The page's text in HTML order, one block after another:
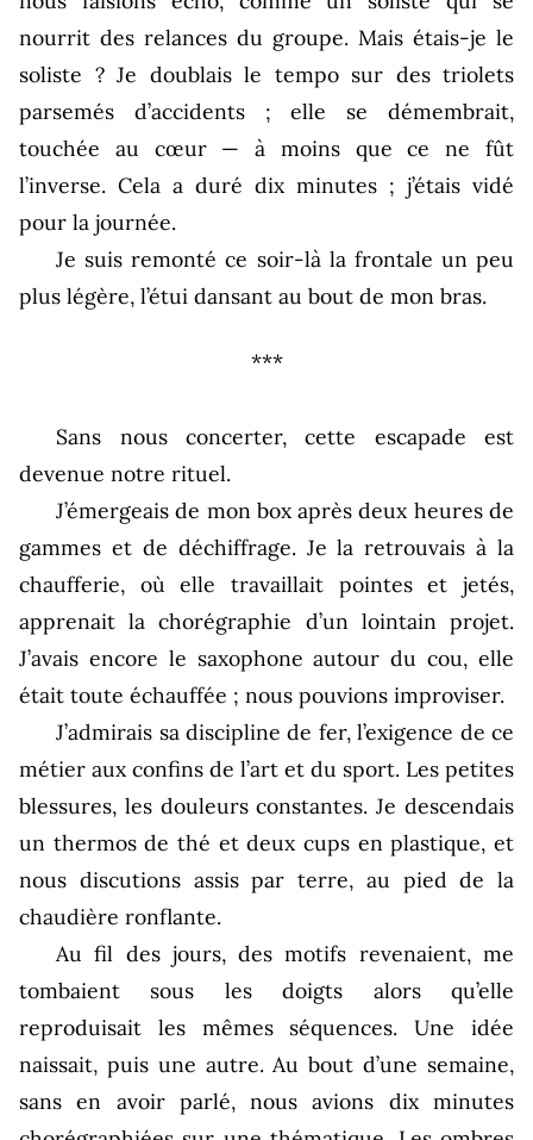
nourrit des relances du groupe. Mais étais-je le
soliste ? Je doublais le tempo sur des triolets
parsemés d’accidents ; elle se démembrait,
touchée au cœur — à moins que ce ne fût
l’inverse. Cela a duré dix minutes ; j’étais vidé
pour la journée.
Je suis remonté ce soir-là la frontale un peu
plus légère, l’étui dansant au bout de mon bras.
***
Sans nous concerter, cette escapade est
devenue notre rituel.
J’émergeais de mon box après deux heures de
gammes et de déchiffrage. Je la retrouvais à la
chaufferie, où elle travaillait pointes et jetés,
apprenait la chorégraphie d’un lointain projet.
J’avais encore le saxophone autour du cou, elle
était toute échauffée ; nous pouvions improviser.
J’admirais sa discipline de fer, l’exigence de ce
métier aux confins de l’art et du sport. Les petites
blessures, les douleurs constantes. Je descendais
un thermos de thé et deux cups en plastique, et
nous discutions assis par terre, au pied de la
chaudière ronflante.
Au fil des jours, des motifs revenaient, me
tombaient sous les doigts alors qu’elle
reproduisait les mêmes séquences. Une idée
naissait, puis une autre. Au bout d’une semaine,
sans en avoir parlé, nous avions dix minutes